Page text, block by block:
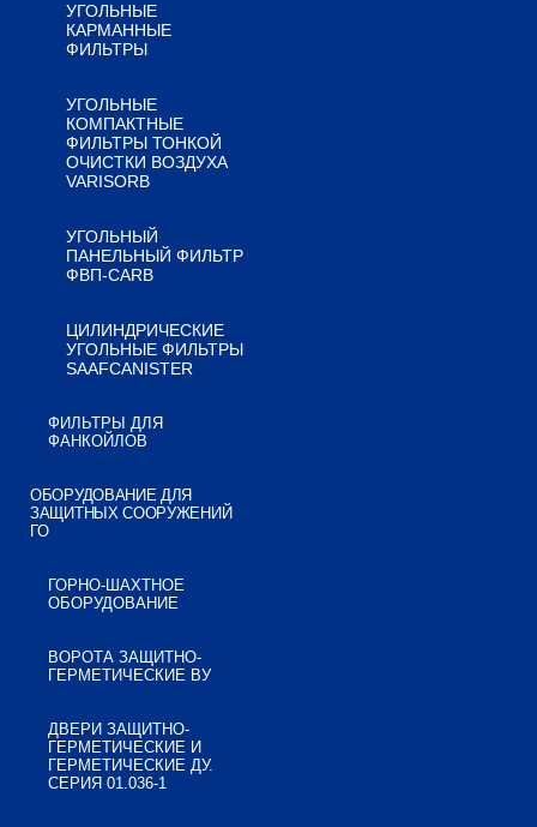
УГОЛЬНЫЕ
КАРМАННЫЕ
ФИЛЬТРЫ
УГОЛЬНЫЕ
КОМПАКТНЫЕ
ФИЛЬТРЫ ТОНКОЙ
ОЧИСТКИ ВОЗДУХА
VARISORB
УГОЛЬНЫЙ
ПАНЕЛЬНЫЙ ФИЛЬТР
ФВП-CARB
ЦИЛИНДРИЧЕСКИЕ
УГОЛЬНЫЕ ФИЛЬТРЫ
SAAFCANISTER
ФИЛЬТРЫ ДЛЯ
ФАНКОЙЛОВ
ОБОРУДОВАНИЕ ДЛЯ
ЗАЩИТНЫХ СООРУЖЕНИЙ
ГО
ГОРНО-ШАХТНОЕ
ОБОРУДОВАНИЕ
ВОРОТА ЗАЩИТНО-
ГЕРМЕТИЧЕСКИЕ ВУ
ДВЕРИ ЗАЩИТНО-
ГЕРМЕТИЧЕСКИЕ И
ГЕРМЕТИЧЕСКИЕ ДУ.
СЕРИЯ 01.036-1